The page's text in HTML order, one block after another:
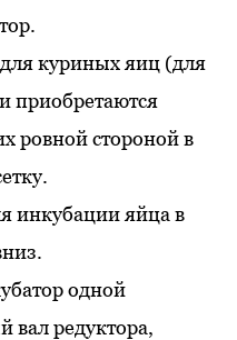
куриных яиц (для
приобретаются
ровной стороной в
инкубации яйца в
одной
вал редуктора,